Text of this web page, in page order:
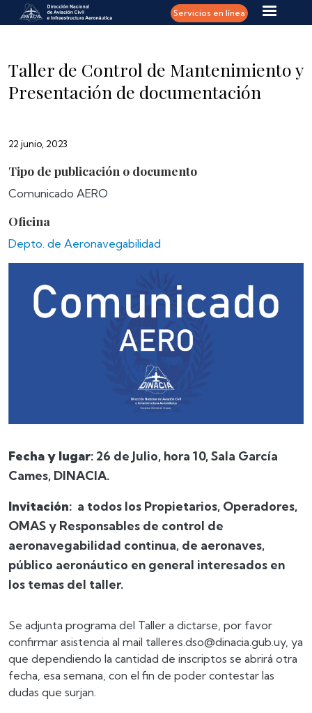
Pasar al contenido principal Servicios en línea
Taller de Control de Mantenimiento y
Presentación de documentación
22 junio, 2023
Tipo de publicación o documento
Comunicado AERO
Oficina
Depto. de Aeronavegabilidad
Fecha y lugar: 26 de Julio, hora 10, Sala García
Cames, DINACIA.
Invitación: a todos los Propietarios, Operadores,
OMAS y Responsables de control de
aeronavegabilidad continua, de aeronaves,
público aeronáutico en general interesados en
los temas del taller.
Se adjunta programa del Taller a dictarse, por favor
confirmar asistencia al mail talleres.dso@dinacia.gub.uy, ya
que dependiendo la cantidad de inscriptos se abrirá otra
fecha, esa semana, con el fin de poder contestar las
dudas que surjan.